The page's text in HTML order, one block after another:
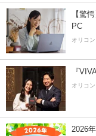
【驚
PC
オリコ
『
オリコ
2026